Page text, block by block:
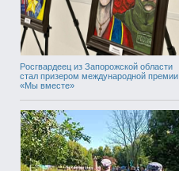
Росгвардеец из Запорожской области
стал призером международной премии
«Мы вместе»